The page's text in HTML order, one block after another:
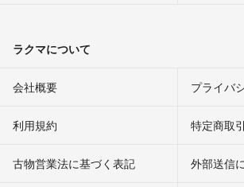
ラクマについて
会社概要 プライバ
利用規約 特定商取
古物営業法に基づく表記 外部送信